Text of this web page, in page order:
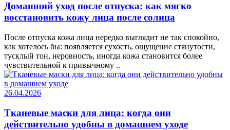
Домашний уход после отпуска: как мягко
восстановить кожу лица после солнца
После отпуска кожа лица нередко выглядит не так спокойно,
как хотелось бы: появляется сухость, ощущение стянутости,
тусклый тон, неровность, иногда кожа становится более
чувствительной к привычному ..
26.04.2026
Тканевые маски для лица: когда они
действительно удобны в домашнем уходе